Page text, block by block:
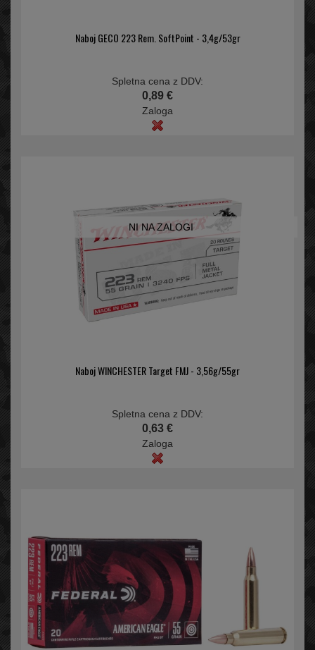
Naboj GECO 223 Rem. SoftPoint - 3,4g/53gr
Spletna cena z DDV:
0,89 €
Zaloga
NI NA ZALOGI
Naboj WINCHESTER Target FMJ - 3,56g/55gr
Spletna cena z DDV:
0,63 €
Zaloga